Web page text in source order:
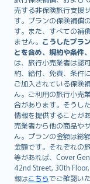
売する非保険旅行支援
す。プランの保険補償
す。また、すべての補
ません。 こうしたプラ
とを含め、規約や条件
は、旅行小売業者は認
約、給付、免責、条件
ご加入されている保険
ん。ご利用の旅行小売
合があります。そうし
情報を提供することが
売業者から他の商品や
ん。プランの金額は総
金額です。それぞれの
等があれば、Cover
42nd Street, 30th
報はこちらでご確認い